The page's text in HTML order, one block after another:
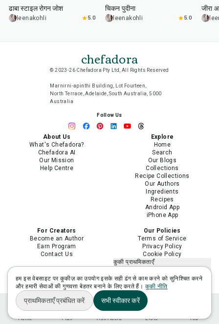
Home Plan Ask Adora Lists You
ढाबा स्टाइल रोगन जोश
leenakohli 5.0
चिकन पुदीना
leenakohli 5.0
जीरा
chefadora
© 2023-26 Chefadora Pty Ltd, All Rights Reserved
Marnirni-apinthi Building, Lot Fourteen,
North Terrace, Adelaide, South Australia, 5000
Australia
Follow Us
About Us
What's Chefadora?
Chefadora AI
Our Mission
Help Centre
Explore
Home
Search
Our Blogs
Collections
Recipe Collections
Our Authors
Ingredients
Recipes
Android App
iPhone App
For Creators
Become an Author
Earn Program
Contact Us
Our Policies
Terms of Service
Privacy Policy
Cookie Policy
कुकी प्राथमिकताएँ
मेरी संवेदनशील निजी जानकारी का उपयोग
सीमित करें
हम इस वेबसाइट पर कुकीज़ का उपयोग इसके सही ढंग से काम करने को सुनिश्चित करने
और हमारी सेवाओं की गुणवत्ता बेहतर बनाने के लिए करते हैं। कुकी नीति
प्राथमिकताएँ प्रबंधित करें सभी स्वीकार करें